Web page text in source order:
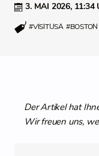
3. MAI 2026, 11:34
#VISITUSA #BOSTON
Der Artikel hat
Wir freuen uns,